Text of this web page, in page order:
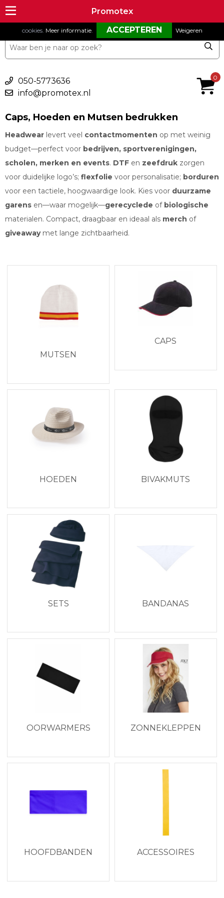
Promotex
Promotex
050-5773636
info@promotex.nl
0
€ 0,00
Caps, Hoeden en Mutsen bedrukken
Headwearlevert veel contactmomenten op met weinig
budget—perfect voor bedrijven, sportverenigingen,
scholen, merken en events. DTFen zeefdrukzorgen
voor duidelijke logo’s; flexfolie voor personalisatie; borduren
voor een tactiele, hoogwaardige look. Kies voor duurzame
garensen—waar mogelijk—gerecyclede of biologische
materialen. Compact, draagbaar en ideaal als merch of
giveawaymet lange zichtbaarheid.
MUTSEN
CAPS
HOEDEN BIVAKMUTS
SETS BANDANAS
OORWARMERS ZONNEKLEPPEN
HOOFDBANDEN ACCESSOIRES
Om onze website goed te laten functioneren maken wij gebruik van
cookies. Meer informatie. Weigeren